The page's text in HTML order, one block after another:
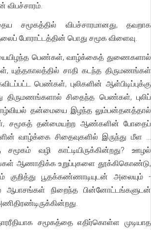
விபச்சாரம்.
சமூகத்தில் விபச்சாரமானது, தவறாக
போராட்டத்தின் பொது சமூக விளைவு.
பெண்கள், வாழ்க்கைத் துணைகளால்
யுத்தகாலத்தில் சாதி கடந்த திருமணங்கள்
பெண்கள், புலிகளின் ஆள்பிடிப்புக்கு
திருமணங்களால் சிதைந்த பெண்கள், புலிப்
தன்மையை இழந்த லும்பன்தனத்தால்
சமூகத் தன்மையற்ற ஆண்களின் போதைப்
வாழ்க்கை சிதைவுகளில் இருந்து மீள …
வழி காட்டியிருக்கின்றது? ஊழல்
ஆணாதிக்க உறுப்புகளை தூக்கிகொண்டு,
பூதக்கண்ணாடியுடன் அலையும் -
ஆபாசங்கள் நிறைந்த பின்னோட்டங்களுடன்
சமூகத்தை எதிர்கொள்ள முடியாத